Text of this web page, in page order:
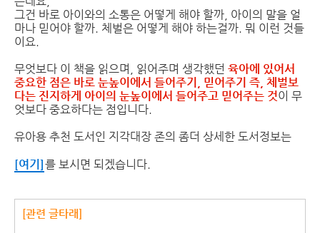
그건 바로 아이와의 소통은 어떻게 해야 할까, 아이의 말을 얼
마나 믿어야 할까. 체벌은 어떻게 해야 하는걸까. 뭐 이런 것들
이요.
무엇보다 이 책을 읽으며, 읽어주며 생각했던 육아에 있어서
중요한 점은 바로 눈높이에서 들어주기, 믿어주기 즉, 체벌보
다는 진지하게 아이의 눈높이에서 들어주고 믿어주는 것이 무
엇보다 중요하다는 점입니다.
유아용 추천 도서인 지각대장 존의 좀더 상세한 도서정보는
[여기]를 보시면 되겠습니다.
[관련 글타래]